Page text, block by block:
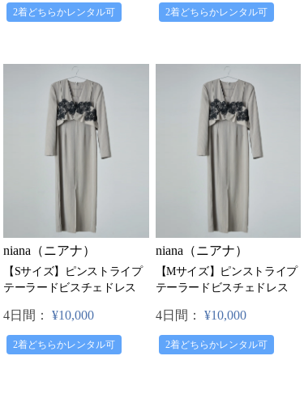
2着どちらかレンタル可 2着どちらかレンタル可
niana（ニアナ）
【Sサイズ】ピンストライプ
テーラードビスチェドレス
4日間： ¥10,000
2着どちらかレンタル可
niana（ニアナ）
【Mサイズ】ピンストライプ
テーラードビスチェドレス
4日間： ¥10,000
2着どちらかレンタル可